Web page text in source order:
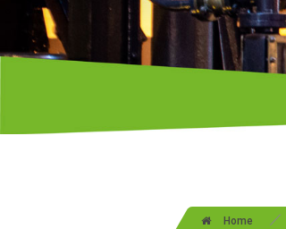
Home /